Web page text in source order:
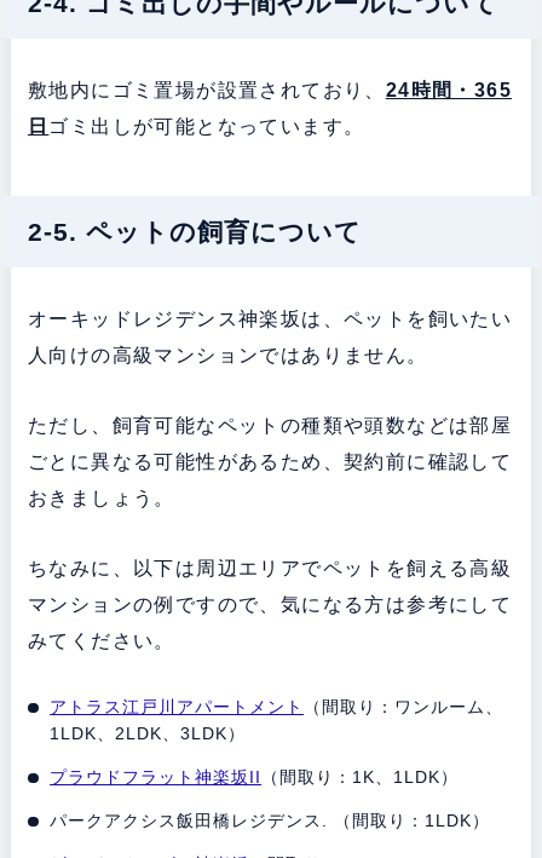
敷地内にゴミ置場が設置されており、 24時間・365
日 ゴミ出しが可能となっています。
2-5. ペットの飼育について
オーキッドレジデンス神楽坂は、ペットを飼いたい
人向けの高級マンションではありません。
ただし、飼育可能なペットの種類や頭数などは部屋
ごとに異なる可能性があるため、契約前に確認して
おきましょう。
ちなみに、以下は周辺エリアでペットを飼える高級
マンションの例ですので、気になる方は参考にして
みてください。
アトラス江戸川アパートメント
（間取り：ワンルーム、
1LDK、2LDK、3LDK）
プラウドフラット神楽坂II （間取り：1K、1LDK）
パークアクシス飯田橋レジデンス. （間取り：1LDK）